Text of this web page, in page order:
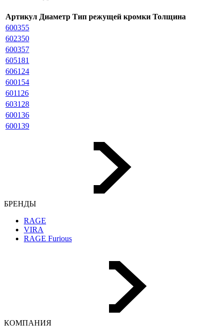
Артикул Диаметр Тип режущей кромки Толщина
600355
602350
600357
605181
606124
600154
601126
603128
600136
600139
БРЕНДЫ
RAGE
VIRA
RAGE Furious
КОМПАНИЯ